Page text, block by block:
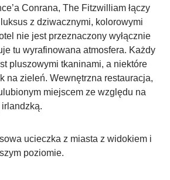
Conrana, The Fitzwilliam łączy
z dziwacznymi, kolorowymi
nie jest przeznaczony wyłącznie
tu wyrafinowana atmosfera. Każdy
pluszowymi tkaninami, a niektóre
na zieleń. Wewnętrzna restauracja,
miejscem ze względu na
ucieczka z miasta z widokiem i
poziomie.